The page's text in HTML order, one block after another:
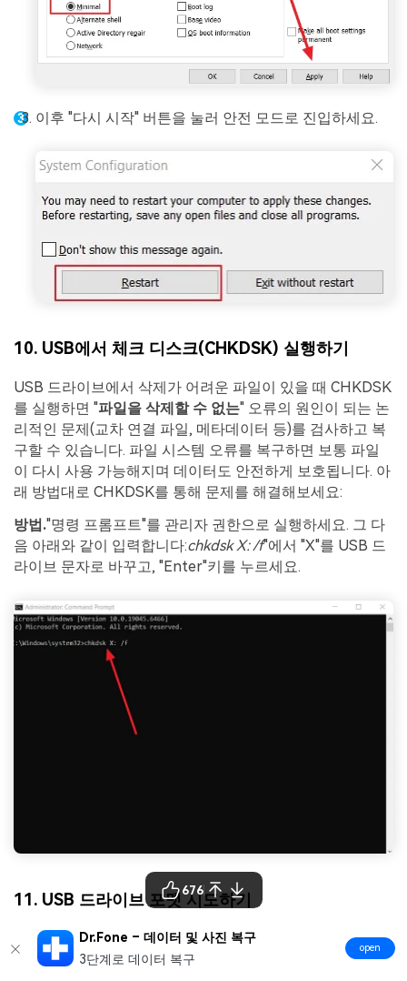
이후 "다시 시작" 버튼을 눌러 안전 모드로 진입하세요.
10. USB에서 체크 디스크(CHKDSK) 실행하기
USB 드라이브에서 삭제가 어려운 파일이 있을 때 CHKDSK
를 실행하면 "파일을 삭제할 수 없는" 오류의 원인이 되는 논
리적인 문제(교차 연결 파일, 메타데이터 등)를 검사하고 복
구할 수 있습니다. 파일 시스템 오류를 복구하면 보통 파일
이 다시 사용 가능해지며 데이터도 안전하게 보호됩니다. 아
래 방법대로 CHKDSK를 통해 문제를 해결해보세요:
방법."명령 프롬프트"를 관리자 권한으로 실행하세요. 그 다
음 아래와 같이 입력합니다:chkdsk X: /f"에서 "X"를 USB 드
라이브 문자로 바꾸고, "Enter"키를 누르세요.
11. USB 드라이브 포맷 시도하기
가끔 USB 드라이브를 포맷하면 손상된 파일 시스템이 깨끗
이 정리되어, 삭제가 안 되는 파일에 대한 접근이 해제됩니
676
Dr.Fone – 데이터 및 사진 복구
3단계로 데이터 복구
open